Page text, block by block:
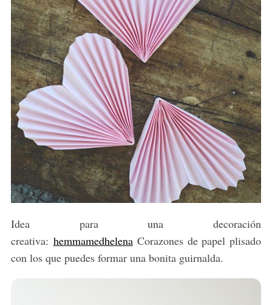
Idea para una decoración
creativa: hemmamedhelenaCorazones de papel plisado
con los que puedes formar una bonita guirnalda.